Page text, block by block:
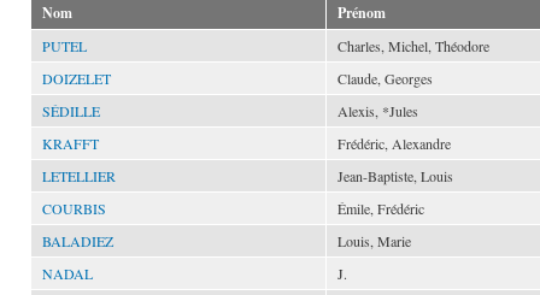
Nom Prénom
PUTEL
Charles, Michel, Théodore
DOIZELET
Claude, Georges
SÉDILLE
Alexis, *Jules
KRAFFT
Frédéric, Alexandre
LETELLIER
Jean-Baptiste, Louis
COURBIS
Émile, Frédéric
BALADIEZ
Louis, Marie
NADAL
J.